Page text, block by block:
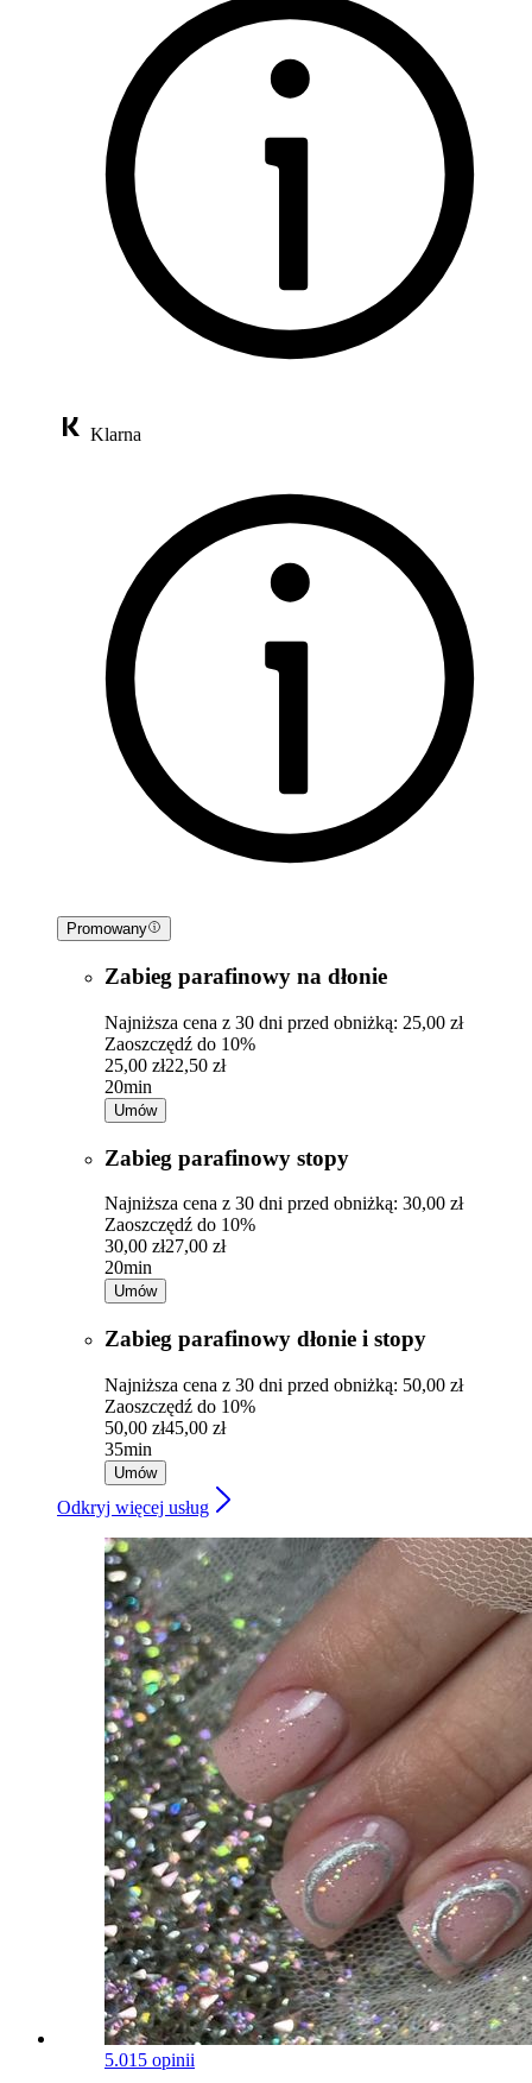
Klarna
Promowany
Zabieg parafinowy na dłonie
Najniższa cena z 30 dni przed obniżką: 25,00 zł
Zaoszczędź do 10%
25,00 zł22,50 zł
20min
Umów
Zabieg parafinowy stopy
Najniższa cena z 30 dni przed obniżką: 30,00 zł
Zaoszczędź do 10%
30,00 zł27,00 zł
20min
Umów
Zabieg parafinowy dłonie i stopy
Najniższa cena z 30 dni przed obniżką: 50,00 zł
Zaoszczędź do 10%
50,00 zł45,00 zł
35min
Umów
Odkryj więcej usług
5.015 opinii